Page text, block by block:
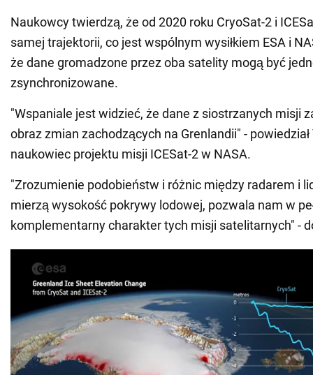
Naukowcy twierdzą, że od 2020 roku CryoSat-2 i
samej trajektorii, co jest wspólnym wysiłkiem ESA i
że dane gromadzone przez oba satelity mogą być
zsynchronizowane.
"Wspaniale jest widzieć, że dane z siostrzanych misji
obraz zmian zachodzących na Grenlandii" -
naukowiec projektu misji ICESat-2 w NASA.
"Zrozumienie podobieństw i różnic między radarem i
mierzą wysokość pokrywy lodowej, pozwala nam w
komplementarny charakter tych misji satelitarnych" -